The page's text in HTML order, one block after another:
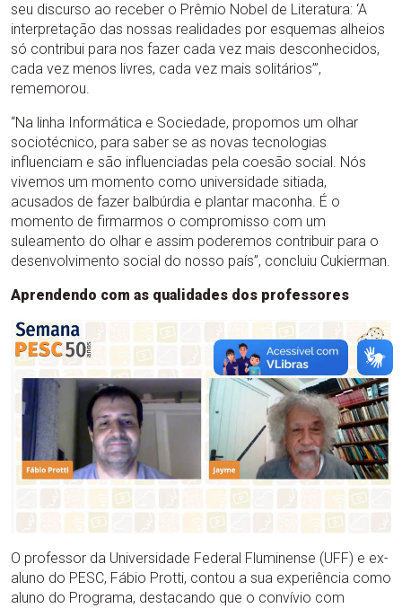
seu discurso ao receber o Prêmio Nobel de Literatura: ‘A
interpretação das nossas realidades por esquemas alheios
só contribui para nos fazer cada vez mais desconhecidos,
cada vez menos livres, cada vez mais solitários’”,
rememorou.
“Na linha Informática e Sociedade, propomos um olhar
sociotécnico, para saber se as novas tecnologias
influenciam e são influenciadas pela coesão social. Nós
vivemos um momento como universidade sitiada,
acusados de fazer balbúrdia e plantar maconha. É o
momento de firmarmos o compromisso com um
suleamento do olhar e assim poderemos contribuir para o
desenvolvimento social do nosso país”, concluiu Cukierman.
Aprendendo com as qualidades dos professores
O professor da Universidade Federal Fluminense (UFF) e ex-
aluno do PESC, Fábio Protti, contou a sua experiência como
aluno do Programa, destacando que o convívio com